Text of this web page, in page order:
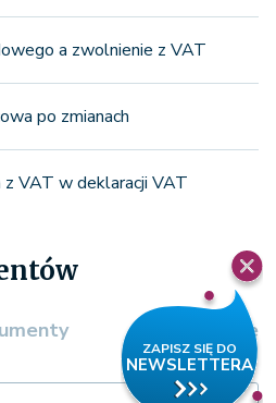
a zwolnienie z VAT
po zmianach
z VAT w deklaracji VAT
Formularze